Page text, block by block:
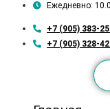
Ежедневно:
+7 (905) 383-
+7 (905) 328-